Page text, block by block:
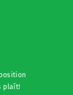
plaît!